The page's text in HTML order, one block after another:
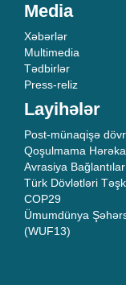
Media
Xəbərlər
Multimedia
Tədbirlər
Press-reliz
Layihələr
Post-münaqişə
Qoşulmama
Avrasiya
Türk Dövlətləri
COP29
Ümumdünya
(WUF13)